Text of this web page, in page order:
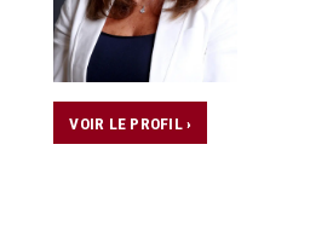
VOIR LE PROFIL ›